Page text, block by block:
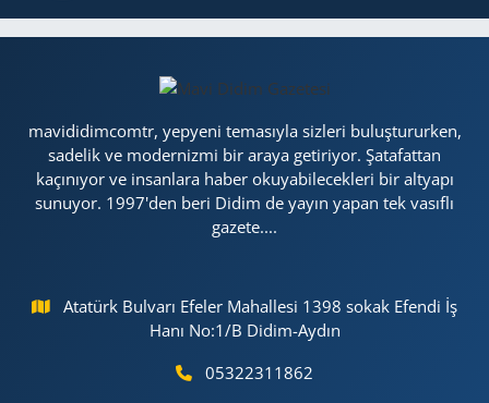
mavididimcomtr, yepyeni temasıyla sizleri buluştururken,
sadelik ve modernizmi bir araya getiriyor. Şatafattan
kaçınıyor ve insanlara haber okuyabilecekleri bir altyapı
sunuyor. 1997'den beri Didim de yayın yapan tek vasıflı
gazete....
Atatürk Bulvarı Efeler Mahallesi 1398 sokak Efendi İş
Hanı No:1/B Didim-Aydın
05322311862